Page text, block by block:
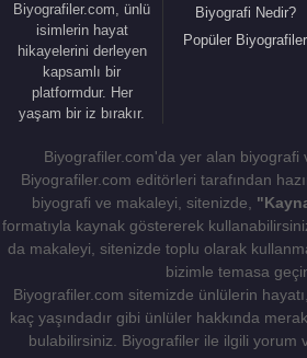
Biyografiler.com, ünlü
isimlerin hayat
hikayelerini derleyen
kapsamlı bir
platformdur. Her
yaşam bir iz bırakır.
Biyografi Nedir?
Popüler Biyografiler
Biyografiler.com'da yer alan biyografi
Biyografiler.com editörleri tarafından
biyografi ve makaleyi, sitenizde,
formatıyla kaynak göstererek
da makaleyi, sitenizde toplu olarak
bizimle temasa
Biyografiler.com sitemizde ünlülerin
kaç yaşındadır gibi ünlüler hakkında
bulabilirsiniz. Biyografiler ile ilgili yorum